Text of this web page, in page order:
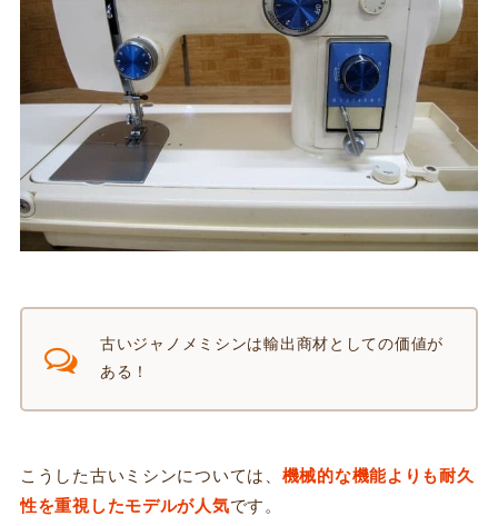
古いジャノメミシンは輸出商材としての価値が
ある！
こうした古いミシンについては、 機械的な機能よりも耐久
性を重視したモデルが人気です。